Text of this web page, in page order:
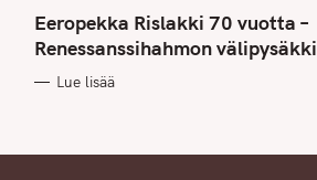
T
E
G
O
I
Eeropekka Rislakki 70 vuotta –
Renessanssihahmon välipysäkki
Lue lisää